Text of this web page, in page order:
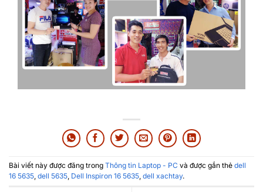
Bài viết này được đăng trong Thông tin Laptop - PC và được gắn thẻ dell
16 5635 dell 5635 Dell Inspiron 16 5635 dell xachtay.